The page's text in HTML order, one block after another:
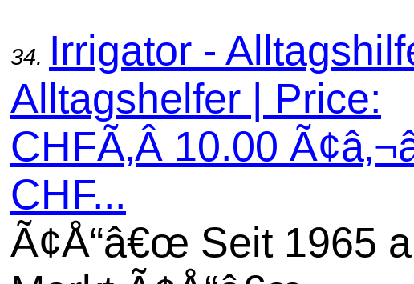
34. Irrigator -
Alltagshelfer | Price:
CHFÃ‚Â 10.00
CHF...
Ã¢Å“â€œ Seit 1965